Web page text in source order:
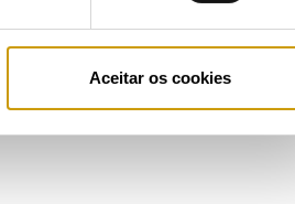
Aceitar os cookies
ERSE | julho 2026
de Divulgação